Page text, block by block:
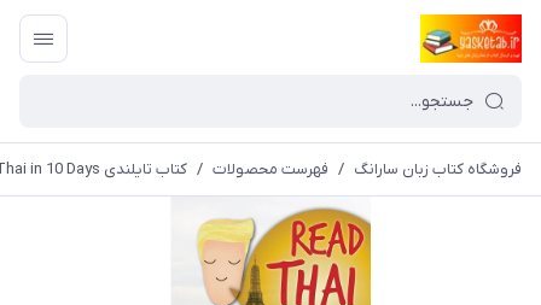
فروشگاه کتاب زبان سارانگ / فهرست محصولات / کتاب تایلندی Read Thai in 10 Days